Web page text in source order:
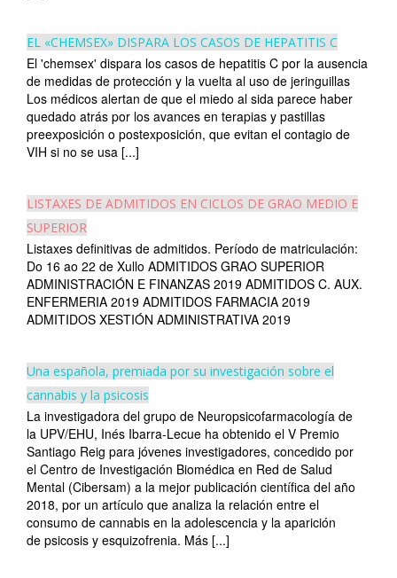
EL «CHEMSEX» DISPARA LOS CASOS DE HEPATITIS C
El 'chemsex' dispara los casos de hepatitis C por la ausencia
de medidas de protección y la vuelta al uso de jeringuillas
Los médicos alertan de que el miedo al sida parece haber
quedado atrás por los avances en terapias y pastillas
preexposición o postexposición, que evitan el contagio de
VIH si no se usa [...]
LISTAXES DE ADMITIDOS EN CICLOS DE GRAO MEDIO E
SUPERIOR
Listaxes definitivas de admitidos. Período de matriculación:
Do 16 ao 22 de Xullo ADMITIDOS GRAO SUPERIOR
ADMINISTRACIÓN E FINANZAS 2019 ADMITIDOS C. AUX.
ENFERMERIA 2019 ADMITIDOS FARMACIA 2019
ADMITIDOS XESTIÓN ADMINISTRATIVA 2019
Una española, premiada por su investigación sobre el
cannabis y la psicosis
La investigadora del grupo de Neuropsicofarmacología de
la UPV/EHU, Inés Ibarra-Lecue ha obtenido el V Premio
Santiago Reig para jóvenes investigadores, concedido por
el Centro de Investigación Biomédica en Red de Salud
Mental (Cibersam) a la mejor publicación científica del año
2018, por un artículo que analiza la relación entre el
consumo de cannabis en la adolescencia y la aparición
de psicosis y esquizofrenia. Más [...]